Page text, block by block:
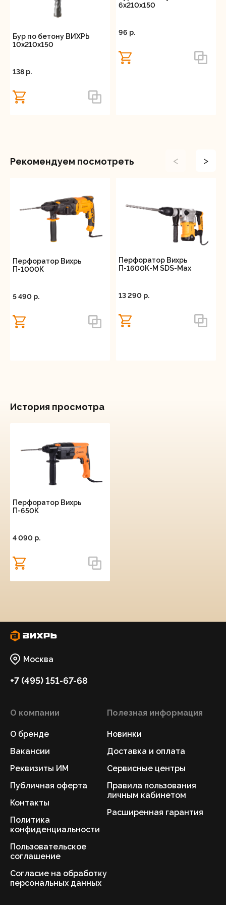
Бур по бетону ВИХРЬ
10x210x150
138 p.
6x210x150
96 p.
Рекомендуем посмотреть < >
Перфоратор Вихрь
П-1000К
5 490 p.
Перфоратор Вихрь
П-1600К-М SDS-Max
13 290 p.
История просмотра
Перфоратор Вихрь
П-650К
4 090 p.
Москва
+7 (495) 151-67-68
О компании
О бренде
Вакансии
Реквизиты ИМ
Публичная оферта
Контакты
Политика
конфиденциальности
Пользовательское
соглашение
Согласие на обработку
персональных данных
Полезная информация
Новинки
Доставка и оплата
Сервисные центры
Правила пользования
личным кабинетом
Расширенная гарантия